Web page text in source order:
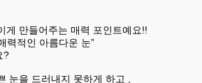
게 만들어주는 매력 포인트예요!!
력적인 아름다운 눈”
?
눈을 드러내지 못하게 하고 ,